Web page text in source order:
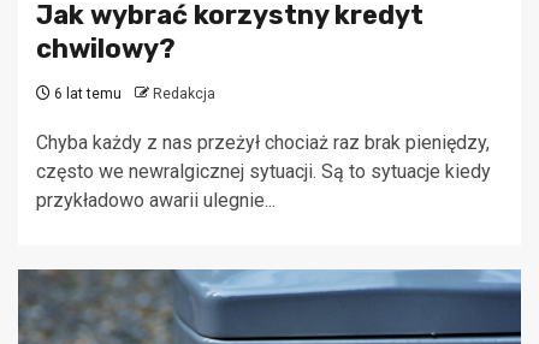
Jak wybrać korzystny kredyt
chwilowy?
6 lat temu Redakcja
Chyba każdy z nas przeżył chociaż raz brak pieniędzy,
często we newralgicznej sytuacji. Są to sytuacje kiedy
przykładowo awarii ulegnie...